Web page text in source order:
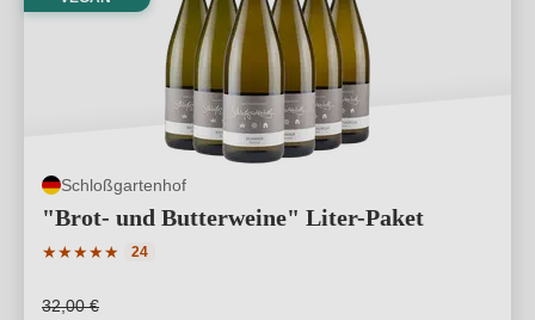
Schloßgartenhof
"Brot- und Butterweine" Liter-Paket
★★★★★
Durchschnittliche Bewertung von 5 von 5 Sternen
24
32,00 €